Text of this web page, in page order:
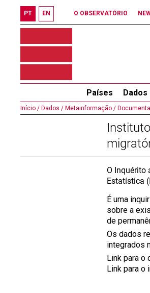
PT EN O OBSERVATÓRIO
Países Dados
Início / Dados / Metainformação /
O Inquérito
Estatística
É uma
sobre a
de
Os dados
integrados
Link para o
Link para o